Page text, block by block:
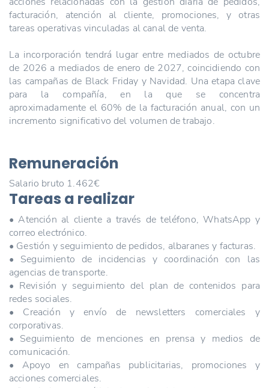
facturación, atención al cliente, promociones, y otras
tareas operativas vinculadas al canal de venta.
La incorporación tendrá lugar entre mediados de octubre
de 2026 a mediados de enero de 2027, coincidiendo con
las campañas de Black Friday y Navidad. Una etapa clave
para la compañía, en la que se concentra
aproximadamente el 60% de la facturación anual, con un
incremento significativo del volumen de trabajo.
Remuneración
Salario bruto 1.462€
Tareas a realizar
• Atención al cliente a través de teléfono, WhatsApp y
correo electrónico.
• Gestión y seguimiento de pedidos, albaranes y facturas.
• Seguimiento de incidencias y coordinación con las
agencias de transporte.
• Revisión y seguimiento del plan de contenidos para
redes sociales.
• Creación y envío de newsletters comerciales y
corporativas.
• Seguimiento de menciones en prensa y medios de
comunicación.
• Apoyo en campañas publicitarias, promociones y
acciones comerciales.